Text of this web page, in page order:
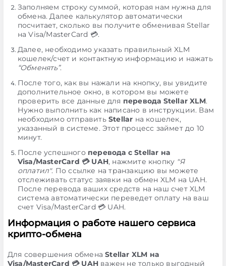
Заполняем строку суммой, которая нам нужна для
обмена. Далее калькулятор автоматически
посчитает, сколько вы получите обменивая Stellar
на Visa/MasterCard 💳.
Далее, необходимо указать правильный XLM
кошелек/счет и контактную информацию и нажать
“Обменять”.
После того, как вы нажали на кнопку, вы увидите
дополнительное окно, в котором вы можете
проверить все данные для перевода Stellar XLM.
Нужно выполнить как написано в инструкции. Вам
необходимо отправить Stellar на кошелек,
указанный в системе. Этот процесс займет до 10
минут.
После успешного перевода с Stellar на
Visa/MasterCard 💳 UAH, нажмите кнопку "Я
оплатил". По ссылке на транзакцию вы можете
отслеживать статус заявки на обмен XLM на UAH.
После перевода ваших средств на наш счет XLM
система автоматически переведет оплату на ваш
счет Visa/MasterCard 💳 UAH.
Информация о работе нашего сервиса
крипто-обмена
Для совершения обменаStellar XLM на
Visa/MasterCard 💳 UAHважен не только выгодный